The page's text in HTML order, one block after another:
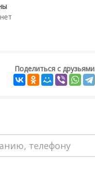
Поделиться с друзьями